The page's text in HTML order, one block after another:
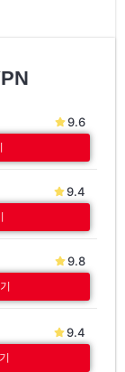
9.6
9.4
9.8
9.4